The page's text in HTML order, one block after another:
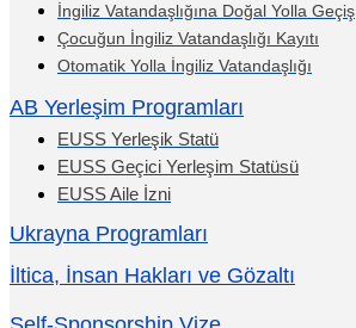
İngiliz Vatandaşlığına Doğal Yolla Geçiş
Çocuğun İngiliz Vatandaşlığı Kayıtı
Otomatik Yolla İngiliz Vatandaşlığı
AB Yerleşim Programları
EUSS Yerleşik Statü
EUSS Geçici Yerleşim Statüsü
EUSS Aile İzni
Ukrayna Programları
İltica, İnsan Hakları ve Gözaltı